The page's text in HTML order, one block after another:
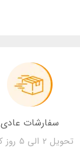
سفارشات عادی
تحویل 2 الی 5 روز کاری